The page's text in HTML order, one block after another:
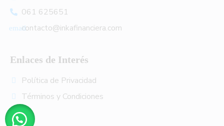
061 625651
contacto@inkafinanciera.com
Enlaces de Interés
Política de Privacidad
Términos y Condiciones